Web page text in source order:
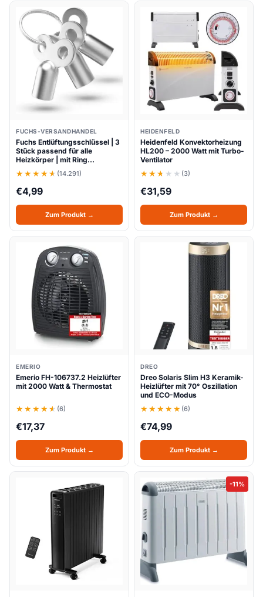
FUCHS-VERSANDHANDEL
Fuchs Entlüftungsschlüssel | 3
Stück passend für alle
Heizkörper | mit Ring…
(14.291)
€4,99
Zum Produkt →
HEIDENFELD
Heidenfeld Konvektorheizung
HL200 – 2000 Watt mit Turbo-
Ventilator
(3)
€31,59
Zum Produkt →
EMERIO
Emerio FH-106737.2 Heizlüfter
mit 2000 Watt & Thermostat
(6)
€17,37
Zum Produkt →
DREO
Dreo Solaris Slim H3 Keramik-
Heizlüfter mit 70° Oszillation
und ECO-Modus
(6)
€74,99
Zum Produkt →
-11%